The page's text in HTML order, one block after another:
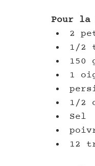
Pour la
2
1/2
150
1
1/2
Sel
12